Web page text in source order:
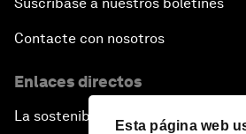
Esta página web
Contacte con nosotros
Enlaces directos
La sostenibilidad en el Foro